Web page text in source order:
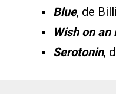
Blue, de
Wish on an
Serotonin,